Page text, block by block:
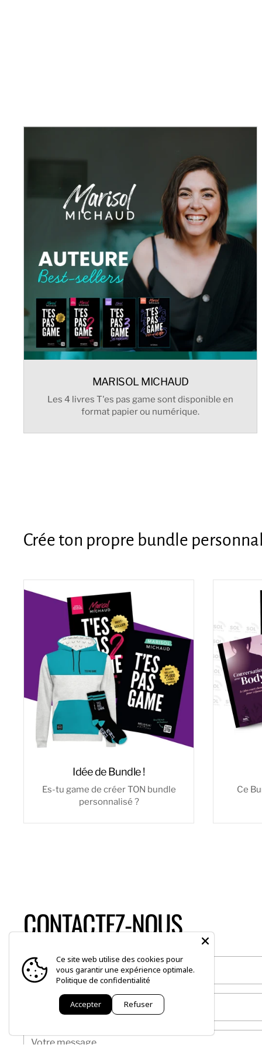
MARISOL MICHAUD
Les 4 livres T'es pas game sont disponible en
format papier ou numérique.
Crée ton propre bundle
Idée de Bundle !
Es-tu game de créer TON bundle
personnalisé ?
Ce
CONTACTEZ-NOUS
Nom
Votre message
Ce site web utilise des cookies pour
vous garantir une expérience optimale.
Politique de confidentialité
Accepter Refuser